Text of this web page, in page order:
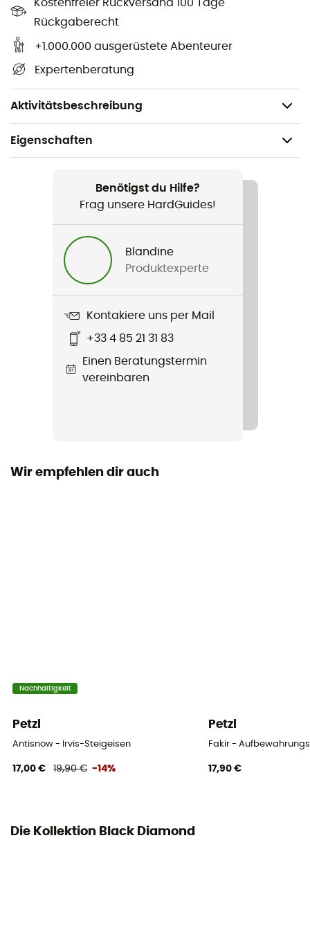
Kostenfreier Rückversand 100 Tage
Rückgaberecht
+1.000.000 ausgerüstete Abenteurer
Expertenberatung
Aktivitätsbeschreibung
vorne (geringe Kosten)
Ultra-präzise, durchdringende Zacken und
profilierte vordere Spitze
Antistollplatten
Eigenschaften
Stainless steel
Klemmsystem
Persönliche Schutzausrüstung
Benötigst du Hilfe?
Frag unsere HardGuides!
Blandine
Produktexperte
Kontakiere uns per Mail
+33 4 85 21 31 83
Einen Beratungstermin
vereinbaren
Wir empfehlen dir auch
Nachhaltigkeit
Petzl
Antisnow - Irvis-Steigeisen
17,00 € 19,90 € -14%
Petzl
Fakir -
17,90 €
Die Kollektion Black Diamond